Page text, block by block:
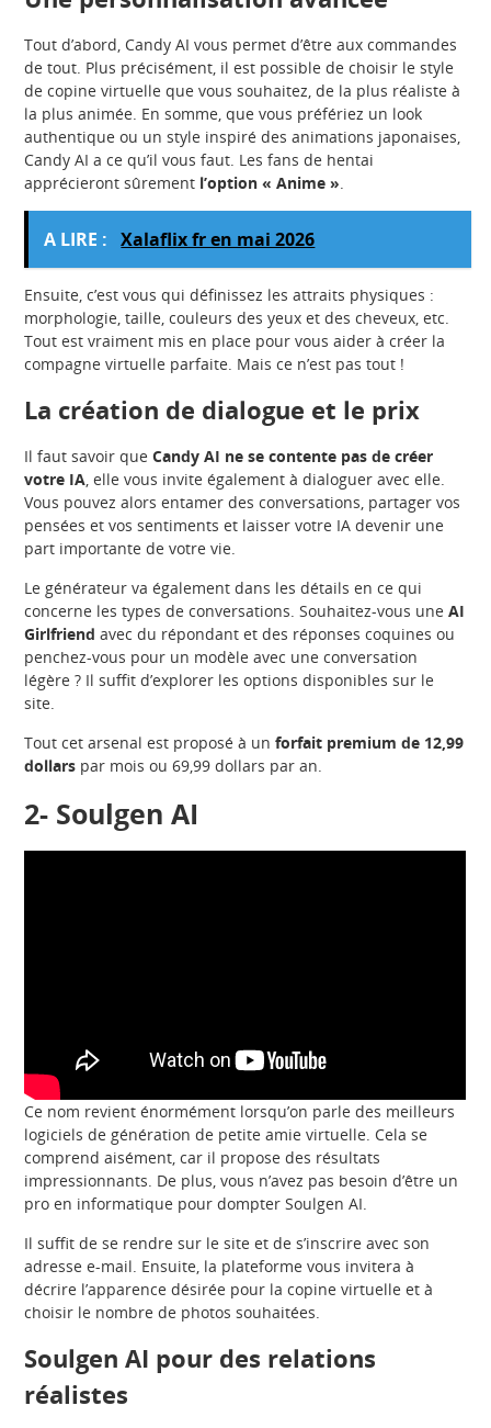
Tout d’abord, Candy AI vous permet d’être aux commandes
de tout. Plus précisément, il est possible de choisir le style
de copine virtuelle que vous souhaitez, de la plus réaliste à
la plus animée. En somme, que vous préfériez un look
authentique ou un style inspiré des animations japonaises,
Candy AI a ce qu’il vous faut. Les fans de hentai
apprécieront sûrement l’option « Anime »
A LIRE : Xalaflix fr en mai 2026
Ensuite, c’est vous qui définissez les attraits physiques :
morphologie, taille, couleurs des yeux et des cheveux, etc.
Tout est vraiment mis en place pour vous aider à créer la
compagne virtuelle parfaite. Mais ce n’est pas tout !
La création de dialogue et le prix
Il faut savoir queCandy AI ne se contente pas de créer
votre IA , elle vous invite également à dialoguer avec elle.
Vous pouvez alors entamer des conversations, partager vos
pensées et vos sentiments et laisser votre IA devenir une
part importante de votre vie.
Le générateur va également dans les détails en ce qui
concerne les types de conversations. Souhaitez-vous uneAI
Girlfriend avec du répondant et des réponses coquines ou
penchez-vous pour un modèle avec une conversation
légère ? Il suffit d’explorer les options disponibles sur le
site.
Tout cet arsenal est proposé à unforfait premium de 12,99
dollars par mois ou 69,99 dollars par an.
2- Soulgen AI
Ce nom revient énormément lorsqu’on parle des meilleurs
logiciels de génération de petite amie virtuelle. Cela se
comprend aisément, car il propose des résultats
impressionnants. De plus, vous n’avez pas besoin d’être un
pro en informatique pour dompter Soulgen AI.
Il suffit de se rendre sur le site et de s’inscrire avec son
adresse e-mail. Ensuite, la plateforme vous invitera à
décrire l’apparence désirée pour la copine virtuelle et à
choisir le nombre de photos souhaitées.
Soulgen AI pour des relations
réalistes